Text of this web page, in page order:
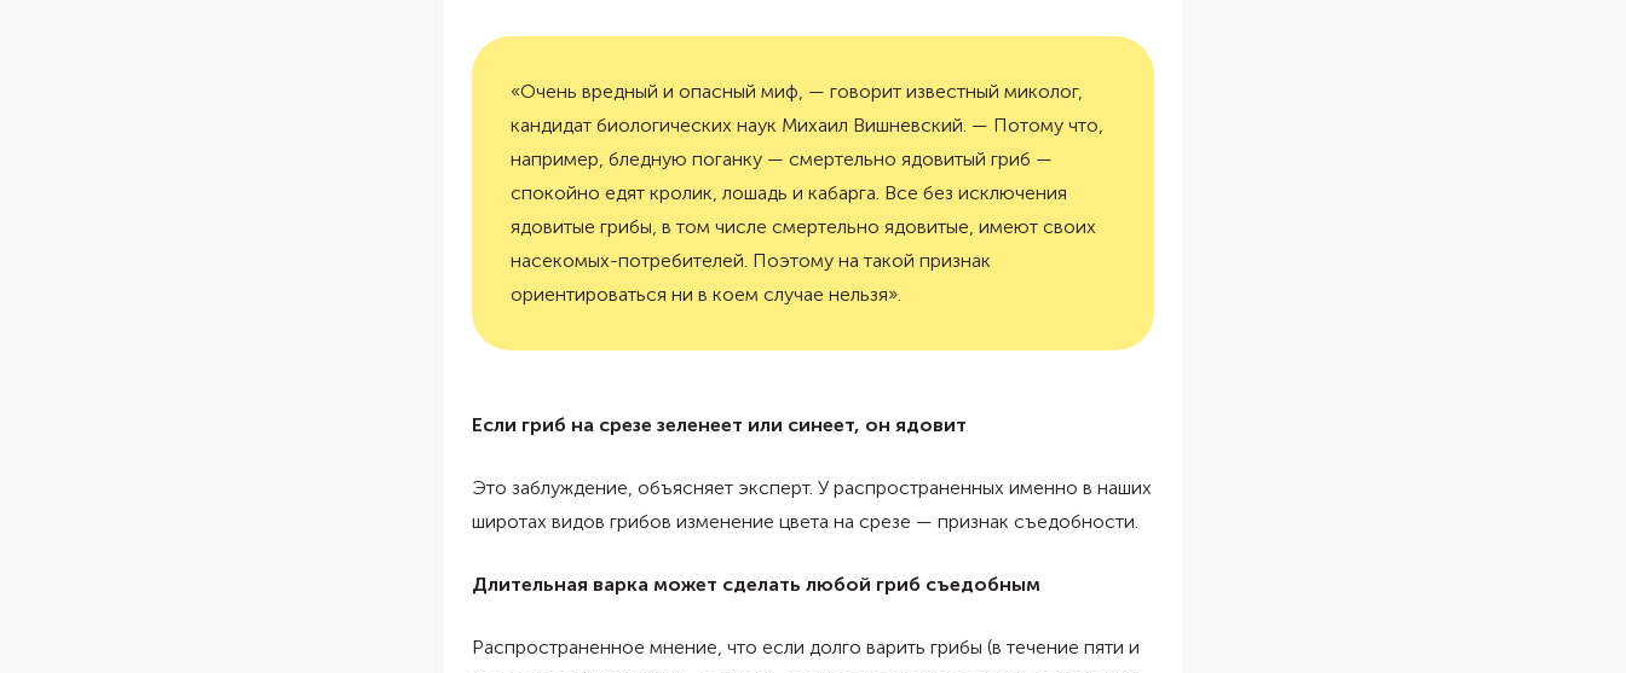
«Очень вредный и опасный миф, — говорит известный миколог,
кандидат биологических наук Михаил Вишневский. — Потому что,
например, бледную поганку — смертельно ядовитый гриб —
спокойно едят кролик, лошадь и кабарга. Все без исключения
ядовитые грибы, в том числе смертельно ядовитые, имеют своих
насекомых-потребителей. Поэтому на такой признак
ориентироваться ни в коем случае нельзя».
Если гриб на срезе зеленеет или синеет, он ядовит
Это заблуждение, объясняет эксперт. У распространенных именно в наших
широтах видов грибов изменение цвета на срезе — признак съедобности.
Длительная варка может сделать любой гриб съедобным
Распространенное мнение, что если долго варить грибы (в течение пяти и